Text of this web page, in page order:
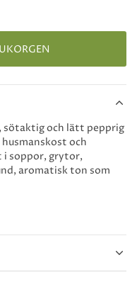
sötaktig och lätt pepprig
och
i soppor, grytor,
aromatisk ton som